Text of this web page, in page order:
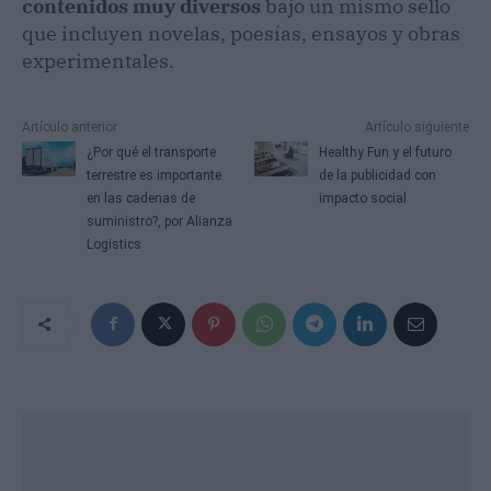
contenidos muy diversos bajo un mismo sello
que incluyen novelas, poesías, ensayos y obras
experimentales.
Artículo anterior
¿Por qué el transporte
terrestre es importante
en las cadenas de
suministro?, por Alianza
Logistics
Artículo siguiente
Healthy Fun y el futuro
de la publicidad con
impacto social